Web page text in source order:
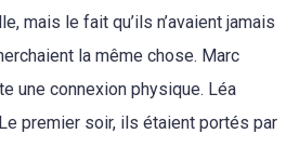
mais le fait qu’ils n’avaient jamais
la même chose. Marc
une connexion physique. Léa
premier soir, ils étaient portés par